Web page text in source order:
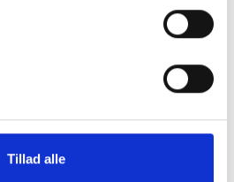
Tillad alle
og afskaffelse